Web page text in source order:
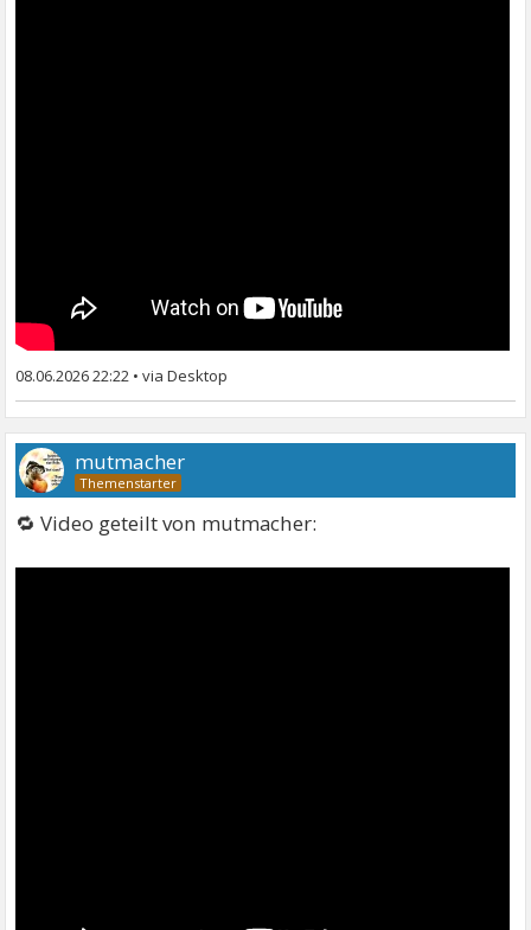
08.06.2026 22:22 •
mutmacher
🔁 Video geteilt von mutmacher: